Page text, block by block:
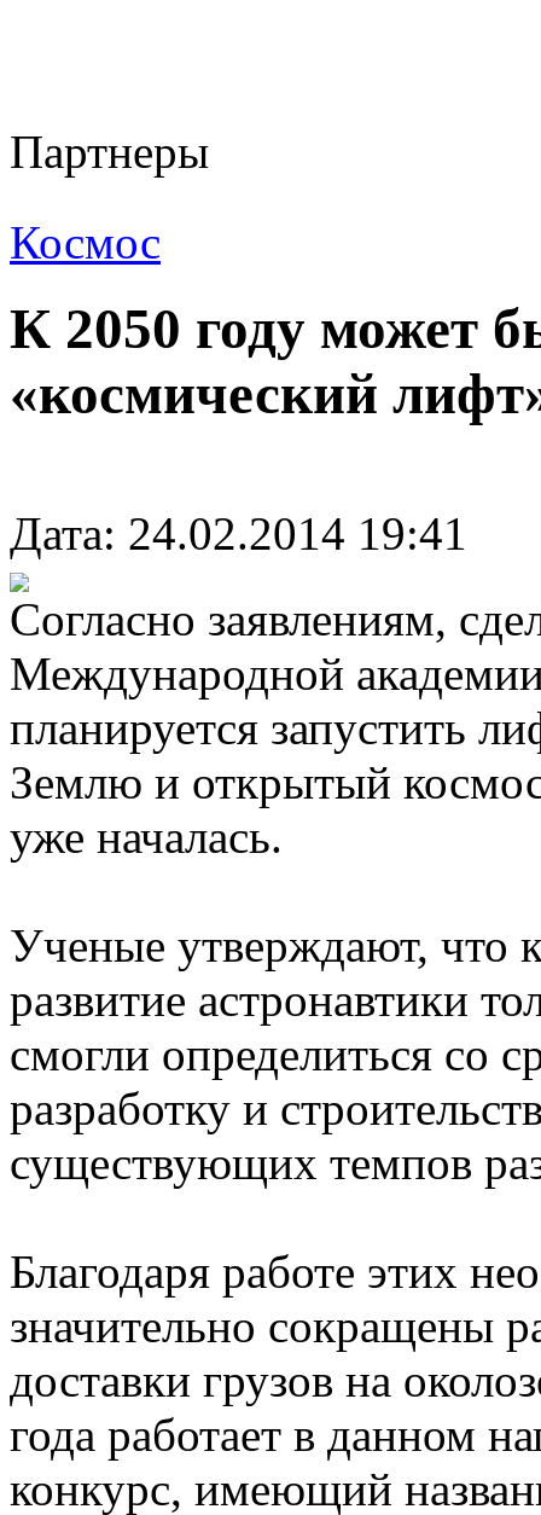
Партнеры
Космос
К 2050 году может
«космический
Дата: 24.02.2014 19:41
Согласно заявлениям,
Международной
планируется запустить
Землю и открытый
уже началась.
Ученые утверждают, что
развитие астронавтики
смогли определиться со
разработку и
существующих темпов
Благодаря работе этих
значительно сокращены
доставки грузов на
года работает в данном
конкурс, имеющий